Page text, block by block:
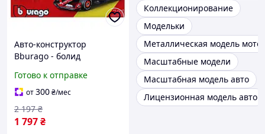
Авто-конструктор
Bburago - болид
Сайнс (1:24) (#55) 18-
26859
Готово к отправке
от300₴/мес
1 797₴
2 197 ₴
Коллекционирование
Модельки
Металлическая модель
Масштабные модели
Масштабная модель авто
Лицензионная модель авто